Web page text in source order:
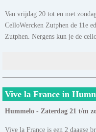
Van vrijdag 20 tot en met
CelloWercken Zutphen de 11e
Zutphen. Nergens kun je de
Vive la France in
Hummelo - Zaterdag 21 t/m
Vive la France is een 2 daagse